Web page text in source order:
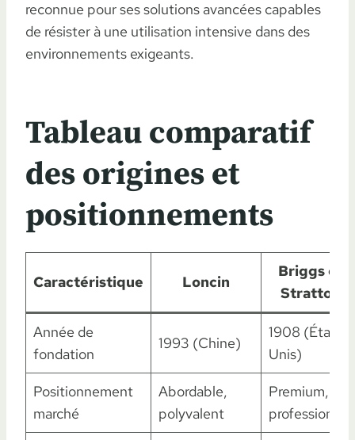
reconnue pour ses solutions avancées capables
de résister à une utilisation intensive dans des
environnements exigeants.
Tableau comparatif
des origines et
positionnements
Caractéristique Loncin
Briggs et
Stratton
Année de
fondation
1993 (Chine)
1908 (États-
Unis)
Positionnement
marché
Abordable,
polyvalent
Premium,
professionnel